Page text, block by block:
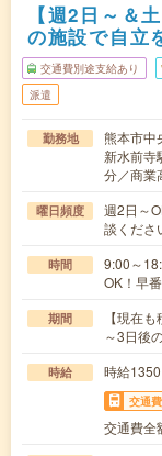
【週2日～＆
の施設で自立
交通費別途支給あり
派遣
勤務地
熊本市中
新水前寺
分／商業
曜日頻度
週2日～
談くださ
時間
9:00～
OK！早
期間
【現在
～3日後
時給 時給
交通費
交通費全